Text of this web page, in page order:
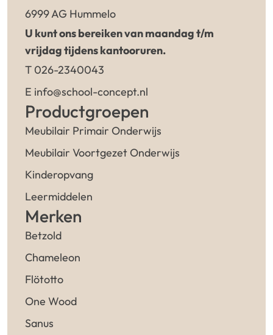
6999 AG Hummelo
U kunt ons bereiken van maandag t/m
vrijdag tijdens kantooruren.
T 026-2340043
E info@school-concept.nl
Productgroepen
Meubilair Primair Onderwijs
Meubilair Voortgezet Onderwijs
Kinderopvang
Leermiddelen
Merken
Betzold
Chameleon
Flötotto
One Wood
Sanus